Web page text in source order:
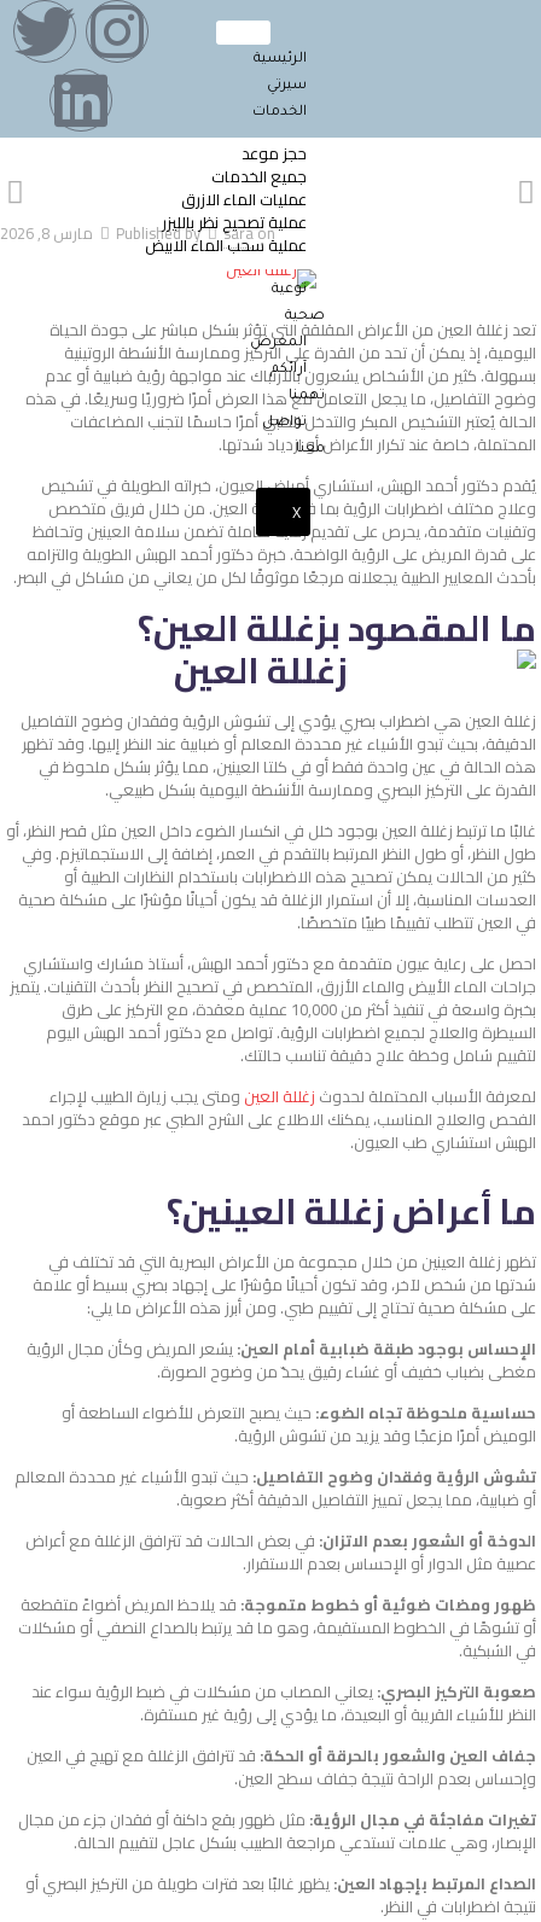
الرئيسية
سيرتي
الخدمات
حجز موعد
جميع الخدمات
عمليات الماء الازرق
عملية تصحيح نظر بالليزر
عملية سحب الماء الابيض
توعية
صحية
المعرض
آرائكم
تهمنا
تواصل
معنا
X
Published by saraon مارس 8, 2026
تعد زغللة العين من الأعراض المقلقة التي تؤثر بشكل مباشر على جودة الحياة
اليومية، إذ يمكن أن تحد من القدرة على التركيز وممارسة الأنشطة الروتينية
بسهولة. كثير من الأشخاص يشعرون بالارتباك عند مواجهة رؤية ضبابية أو عدم
وضوح التفاصيل، ما يجعل التعامل مع هذا العرض أمرًا ضروريًا وسريعًا. في هذه
الحالة يُعتبر التشخيص المبكر والتدخل الطبي أمرًا حاسمًا لتجنب المضاعفات
المحتملة، خاصة عند تكرار الأعراض أو ازدياد شدتها.
يُقدم دكتور أحمد الهبش، استشاري أمراض العيون، خبراته الطويلة في تشخيص
وعلاج مختلف اضطرابات الرؤية بما فيها زغللة العين. من خلال فريق متخصص
وتقنيات متقدمة، يحرص على تقديم رعاية شاملة تضمن سلامة العينين وتحافظ
على قدرة المريض على الرؤية الواضحة. خبرة دكتور أحمد الهبش الطويلة والتزامه
بأحدث المعايير الطبية يجعلانه مرجعًا موثوقًا لكل من يعاني من مشاكل في البصر.
ما المقصود بزغللة العين؟
زغللة العين هي اضطراب بصري يؤدي إلى تشوش الرؤية وفقدان وضوح التفاصيل
الدقيقة، بحيث تبدو الأشياء غير محددة المعالم أو ضبابية عند النظر إليها. وقد تظهر
هذه الحالة في عين واحدة فقط أو في كلتا العينين، مما يؤثر بشكل ملحوظ في
القدرة على التركيز البصري وممارسة الأنشطة اليومية بشكل طبيعي.
غالبًا ما ترتبط زغللة العين بوجود خلل في انكسار الضوء داخل العين مثل قصر النظر، أو
طول النظر، أو طول النظر المرتبط بالتقدم في العمر، إضافة إلى الاستجماتيزم. وفي
كثير من الحالات يمكن تصحيح هذه الاضطرابات باستخدام النظارات الطبية أو
العدسات المناسبة، إلا أن استمرار الزغللة قد يكون أحيانًا مؤشرًا على مشكلة صحية
في العين تتطلب تقييمًا طبيًا متخصصًا.
احصل على رعاية عيون متقدمة مع دكتور أحمد الهبش، أستاذ مشارك واستشاري
جراحات الماء الأبيض والماء الأزرق، المتخصص في تصحيح النظر بأحدث التقنيات. يتميز
بخبرة واسعة في تنفيذ أكثر من 10,000 عملية معقدة، مع التركيز على طرق
السيطرة والعلاج لجميع اضطرابات الرؤية. تواصل مع دكتور أحمد الهبش اليوم
لتقييم شامل وخطة علاج دقيقة تناسب حالتك.
لمعرفة الأسباب المحتملة لحدوث زغللة العين ومتى يجب زيارة الطبيب لإجراء
الفحص والعلاج المناسب، يمكنك الاطلاع على الشرح الطبي عبر موقع دكتور احمد
الهبش استشاري طب العيون.
ما أعراض زغللة العينين؟
تظهر زغللة العينين من خلال مجموعة من الأعراض البصرية التي قد تختلف في
شدتها من شخص لآخر، وقد تكون أحيانًا مؤشرًا على إجهاد بصري بسيط أو علامة
على مشكلة صحية تحتاج إلى تقييم طبي. ومن أبرز هذه الأعراض ما يلي:
الإحساس بوجود طبقة ضبابية أمام العين:يشعر المريض وكأن مجال الرؤية
مغطى بضباب خفيف أو غشاء رقيق يحدّ من وضوح الصورة.
حساسية ملحوظة تجاه الضوء: حيث يصبح التعرض للأضواء الساطعة أو
الوميض أمرًا مزعجًا وقد يزيد من تشوش الرؤية.
تشوش الرؤية وفقدان وضوح التفاصيل: حيث تبدو الأشياء غير محددة المعالم
أو ضبابية، مما يجعل تمييز التفاصيل الدقيقة أكثر صعوبة.
الدوخة أو الشعور بعدم الاتزان: في بعض الحالات قد تترافق الزغللة مع أعراض
عصبية مثل الدوار أو الإحساس بعدم الاستقرار.
ظهور ومضات ضوئية أو خطوط متموجة: قد يلاحظ المريض أضواءً متقطعة
أو تشوهًا في الخطوط المستقيمة، وهو ما قد يرتبط بالصداع النصفي أو مشكلات
في الشبكية.
صعوبة التركيز البصري:يعاني المصاب من مشكلات في ضبط الرؤية سواء عند
النظر للأشياء القريبة أو البعيدة، ما يؤدي إلى رؤية غير مستقرة.
جفاف العين والشعور بالحرقة أو الحكة: قد تترافق الزغللة مع تهيج في العين
وإحساس بعدم الراحة نتيجة جفاف سطح العين.
تغيرات مفاجئة في مجال الرؤية: مثل ظهور بقع داكنة أو فقدان جزء من مجال
الإبصار، وهي علامات تستدعي مراجعة الطبيب بشكل عاجل لتقييم الحالة.
الصداع المرتبط بإجهاد العين:يظهر غالبًا بعد فترات طويلة من التركيز البصري أو
نتيجة اضطرابات في النظر.